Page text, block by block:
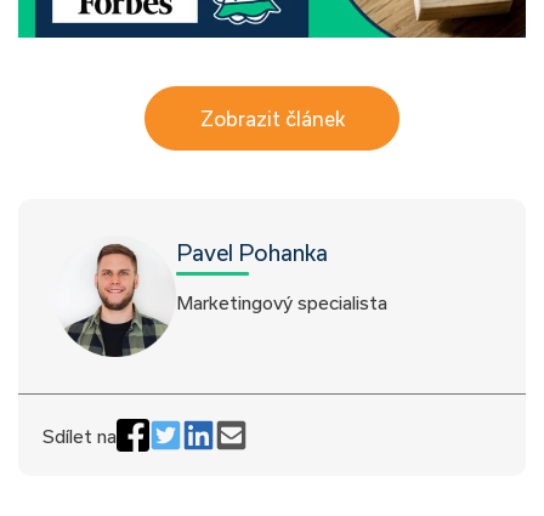
Zobrazit článek
Pavel Pohanka
Marketingový specialista
Sdílet na